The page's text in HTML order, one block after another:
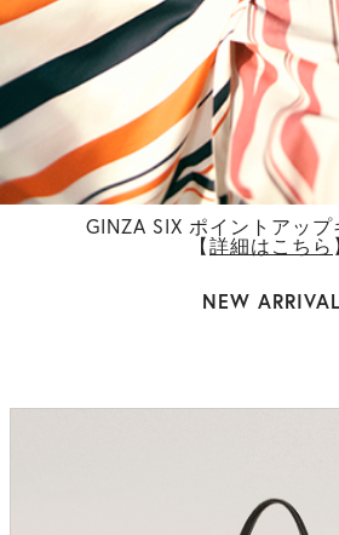
GINZA SIX ポイントアッ
【詳細はこちら
NEW ARRIVAL